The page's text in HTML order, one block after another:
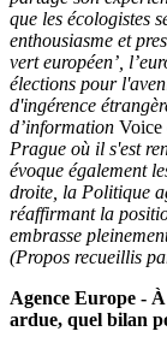
que les écologistes
enthousiasme et
vert européen’,
élections pour
d'ingérence
d’information Voice
Prague où il s'est
évoque également
droite, la Politique
réaffirmant la
embrasse
(Propos recueillis
Agence Europe -
ardue, quel bilan